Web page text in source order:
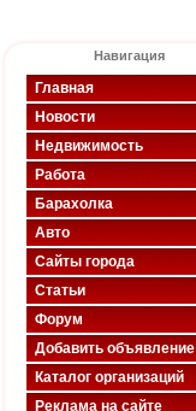
Навигация
Главная
Новости
Недвижимость
Работа
Барахолка
Авто
Сайты города
Статьи
Форум
Добавить объявление
Каталог организаций
Реклама на сайте